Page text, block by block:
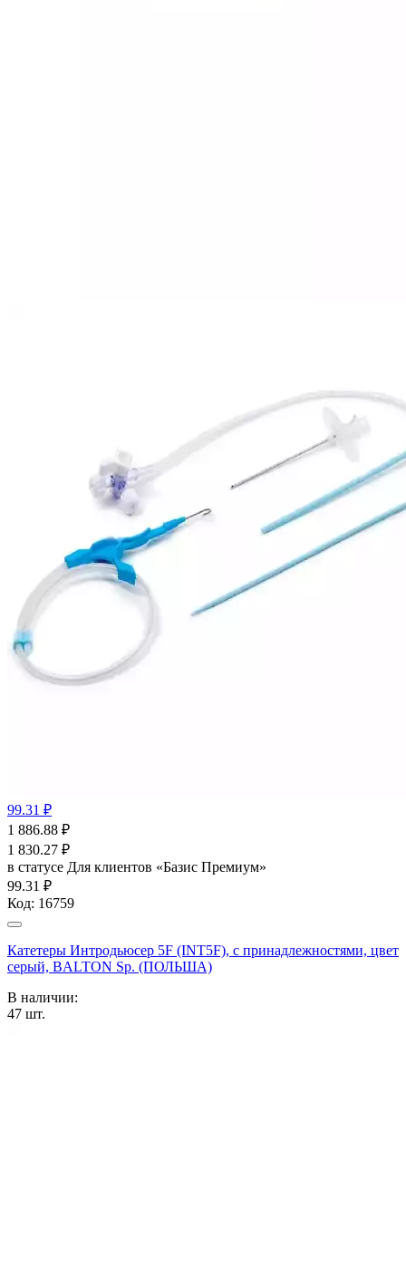
99.31 ₽
1 886.88 ₽
1 830.27 ₽
в статусе Для клиентов «Базис Премиум»
99.31 ₽
Код: 16759
Катетеры Интродьюсер 5F (INT5F), с принадлежностями, цвет
серый, BALTON Sp. (ПОЛЬША)
В наличии:
47 шт.